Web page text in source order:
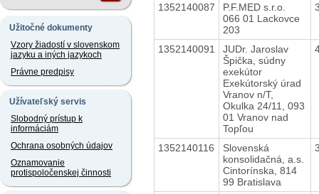
Užitočné dokumenty
Vzory žiadostí v slovenskom
jazyku a iných jazykoch
Právne predpisy
Užívateľský servis
Slobodný prístup k
informáciám
Ochrana osobných údajov
Oznamovanie
protispoločenskej činnosti
1352140087
P.F.MED s.r.o.
066 01 Lackovce
203
1352140091
JUDr. Jaroslav
Špička, súdny
exekútor
Exekútorský úrad
Vranov n/T,
Okulka 24/11, 093
01 Vranov nad
Topľou
1352140116
Slovenská
konsolidačná, a.s.
Cintorínska, 814
99 Bratislava